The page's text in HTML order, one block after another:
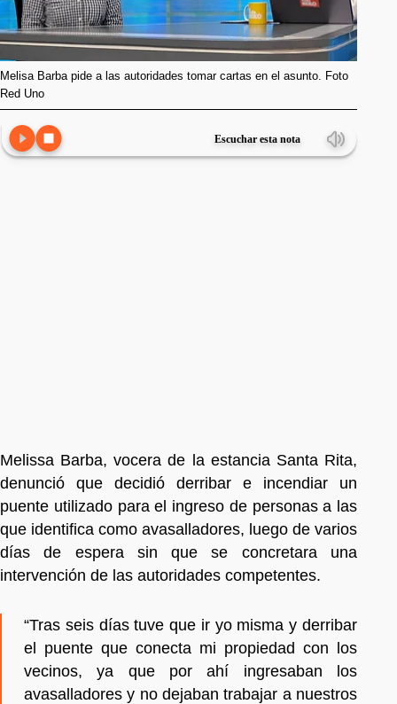
Melisa Barba pide a las autoridades tomar cartas en el asunto. Foto
Red Uno
Escuchar esta nota
Melissa Barba, vocera de la estancia Santa Rita,
denunció que decidió derribar e incendiar un
puente utilizado para el ingreso de personas a las
que identifica como avasalladores, luego de varios
días de espera sin que se concretara una
intervención de las autoridades competentes.
“Tras seis días tuve que ir yo misma y derribar
el puente que conecta mi propiedad con los
vecinos, ya que por ahí ingresaban los
avasalladores y no dejaban trabajar a nuestros